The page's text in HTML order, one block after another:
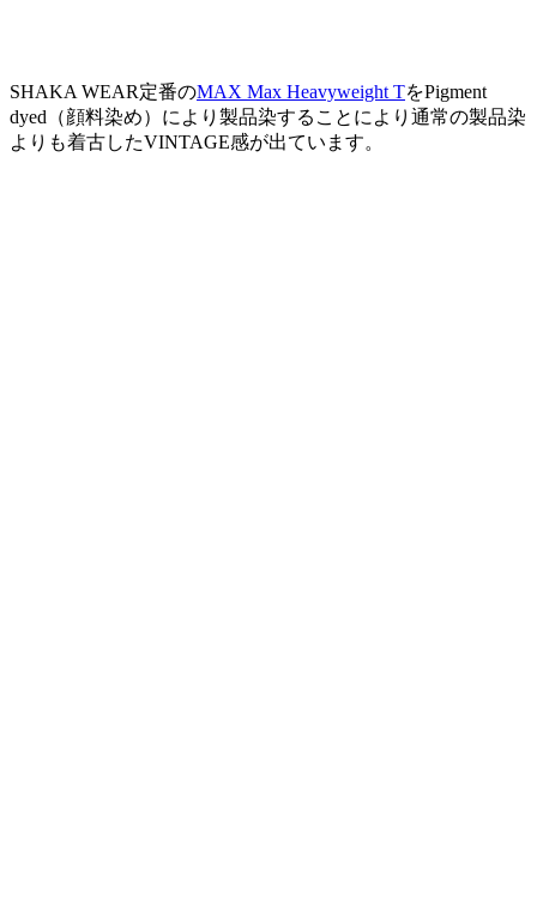
SHAKA WEAR定番のMAX Max Heavyweight TをPigment
dyed（顔料染め）により製品染することにより通常の製品染
よりも着古したVINTAGE感が出ています。